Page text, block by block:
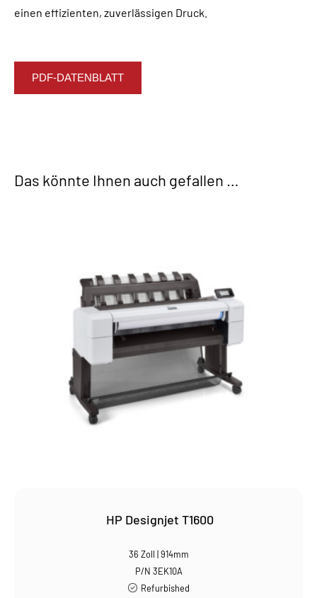
einen effizienten, zuverlässigen Druck.
PDF-DATENBLATT
Das könnte Ihnen auch gefallen …
HP Designjet T1600
36 Zoll | 914mm
P/N 3EK10A
Refurbished